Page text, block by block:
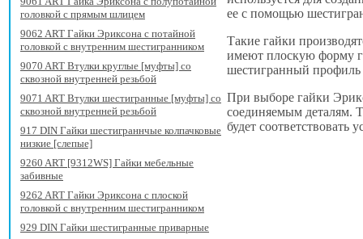
головкой c прямым шлицем
9062 ART Гайки Эриксона с потайной
головкой с внутренним шестигранником
9070 ART Втулки круглые [муфты] со
сквозной внутренней резьбой
9071 ART Втулки шестигранные [муфты] со
сквозной внутренней резьбой
917 DIN Гайки шестиграннчые колпачковые
низкие [слепые]
9260 ART [9312WS] Гайки мебельные
забивные
9262 ART Гайки Эриксона с плоской
головкой с внутренним шестигранником
929 DIN Гайки шестигранные приварные
ее с помощью
Такие гайки
имеют плоскую форму
шестигранный профиль
При выборе гайки
соединяемым деталям.
будет соответствовать